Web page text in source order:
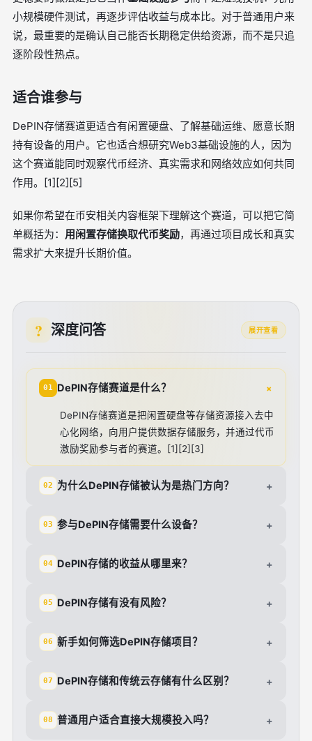
小规模硬件测试，再逐步评估收益与成本比。对于普通用户来
说，最重要的是确认自己能否长期稳定供给资源，而不是只追
逐阶段性热点。
适合谁参与
DePIN存储赛道更适合有闲置硬盘、了解基础运维、愿意长期
持有设备的用户。它也适合想研究Web3基础设施的人，因为
这个赛道能同时观察代币经济、真实需求和网络效应如何共同
作用。[1][2][5]
如果你希望在币安相关内容框架下理解这个赛道，可以把它简
单概括为： 用闲置存储换取代币奖励，再通过项目成长和真实
需求扩大来提升长期价值。
深度问答 展开查看
01 DePIN存储赛道是什么？ +
DePIN存储赛道是把闲置硬盘等存储资源接入去中
心化网络，向用户提供数据存储服务，并通过代币
激励奖励参与者的赛道。[1][2][3]
02 为什么DePIN存储被认为是热门方向？ +
03 参与DePIN存储需要什么设备？ +
04 DePIN存储的收益从哪里来？ +
05 DePIN存储有没有风险？ +
06 新手如何筛选DePIN存储项目？ +
07 DePIN存储和传统云存储有什么区别？ +
08 普通用户适合直接大规模投入吗？ +